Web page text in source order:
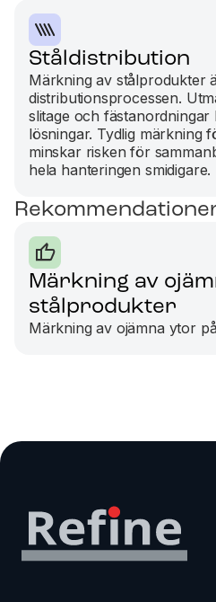
Ståldistribution
Märkning av stålprodukter
distributionsprocessen.
slitage och
lösningar. Tydlig märkning
minskar risken för
hela hanteringen smidigare.‍
Märkning av
stålprodukter
Märkning av ojämna ytor